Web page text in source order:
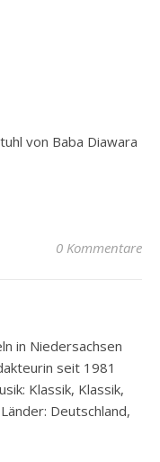
von Baba Diawara
0 Kommentare
in Niedersachsen
seit 1981
Klassik, Klassik,
Deutschland,